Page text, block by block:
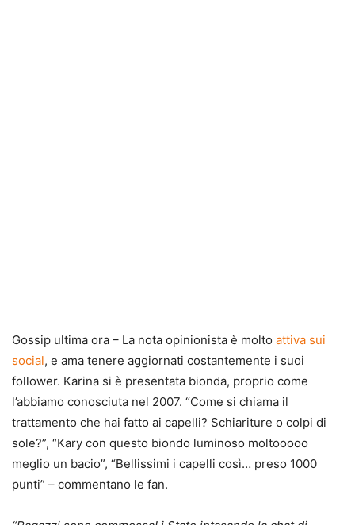
Gossip ultima ora – La nota opinionista è molto attiva sui
social, e ama tenere aggiornati costantemente i suoi
follower. Karina si è presentata bionda, proprio come
l’abbiamo conosciuta nel 2007. “Come si chiama il
trattamento che hai fatto ai capelli? Schiariture o colpi di
sole?”, “Kary con questo biondo luminoso moltooooo
meglio un bacio”, “Bellissimi i capelli così… preso 1000
punti” – commentano le fan.